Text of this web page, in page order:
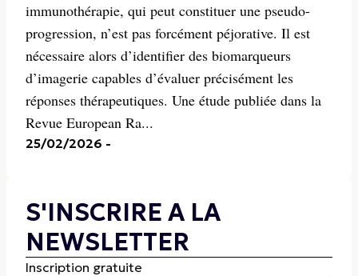
immunothérapie, qui peut constituer une pseudo-
progression, n’est pas forcément péjorative. Il est
nécessaire alors d’identifier des biomarqueurs
d’imagerie capables d’évaluer précisément les
réponses thérapeutiques. Une étude publiée dans la
Revue European Ra...
25/02/2026 -
S'INSCRIRE A LA
NEWSLETTER
Inscription gratuite